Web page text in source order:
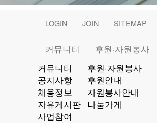
LOGIN JOIN SITEMAP
커뮤니티
커뮤니티
공지사항
채용정보
자유게시판
사업참여
후원·자원봉사
후원·자원봉사
후원안내
자원봉사안내
나눔가게